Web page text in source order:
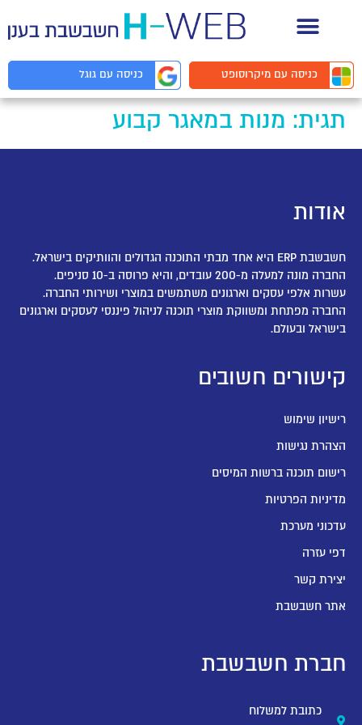
כניסה עםמיקרוסופט כניסה עם גוגל
תגית: מנות במאגר קבוע
אודות
חשבשבת ERP היא אחד מבתי התוכנה הגדולים והוותיקים בישראל.
החברה מונה למעלה מ-200 עובדים, והיא פרוסה ב-10 סניפים.
עשרות אלפי עסקים וארגונים משתמשים במוצרי ושירותי החברה.
החברה מפתחת ומשווקת מוצרי תוכנה לניהול פיננסי לעסקים וארגונים
בישראל ובעולם.
קישורים חשובים
רישיון שימוש
הצהרת נגישות
רישום תוכנה ברשות המיסים
מדיניות הפרטיות
עדכוני מערכת
דפי עזרה
יצירת קשר
אתר חשבשבת
חברת חשבשבת
כתובת למשלוח